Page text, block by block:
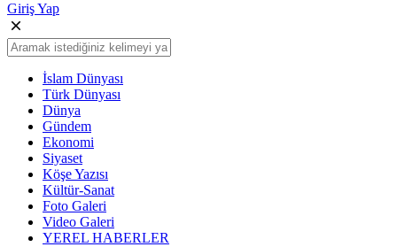
Giriş Yap
İslam Dünyası
Türk Dünyası
Dünya
Gündem
Ekonomi
Siyaset
Köşe Yazısı
Kültür-Sanat
Foto Galeri
Video Galeri
YEREL HABERLER